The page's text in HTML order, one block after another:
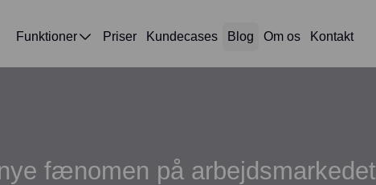
Funktioner Priser Kundecases Blog Om os Kontakt
fænomen på arbejdsmarkedet